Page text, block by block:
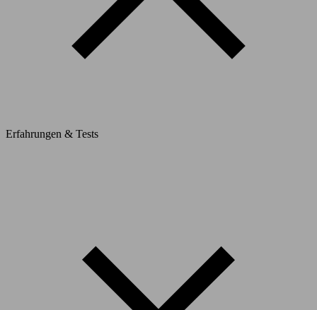
Erfahrungen & Tests